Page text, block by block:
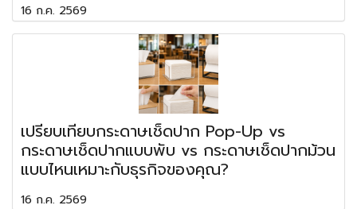
16 ก.ค. 2569
เปรียบเทียบกระดาษเช็ดปาก Pop-Up vs
กระดาษเช็ดปากแบบพับ vs กระดาษเช็ดปากม้วน
แบบไหนเหมาะกับธุรกิจของคุณ?
16 ก.ค. 2569